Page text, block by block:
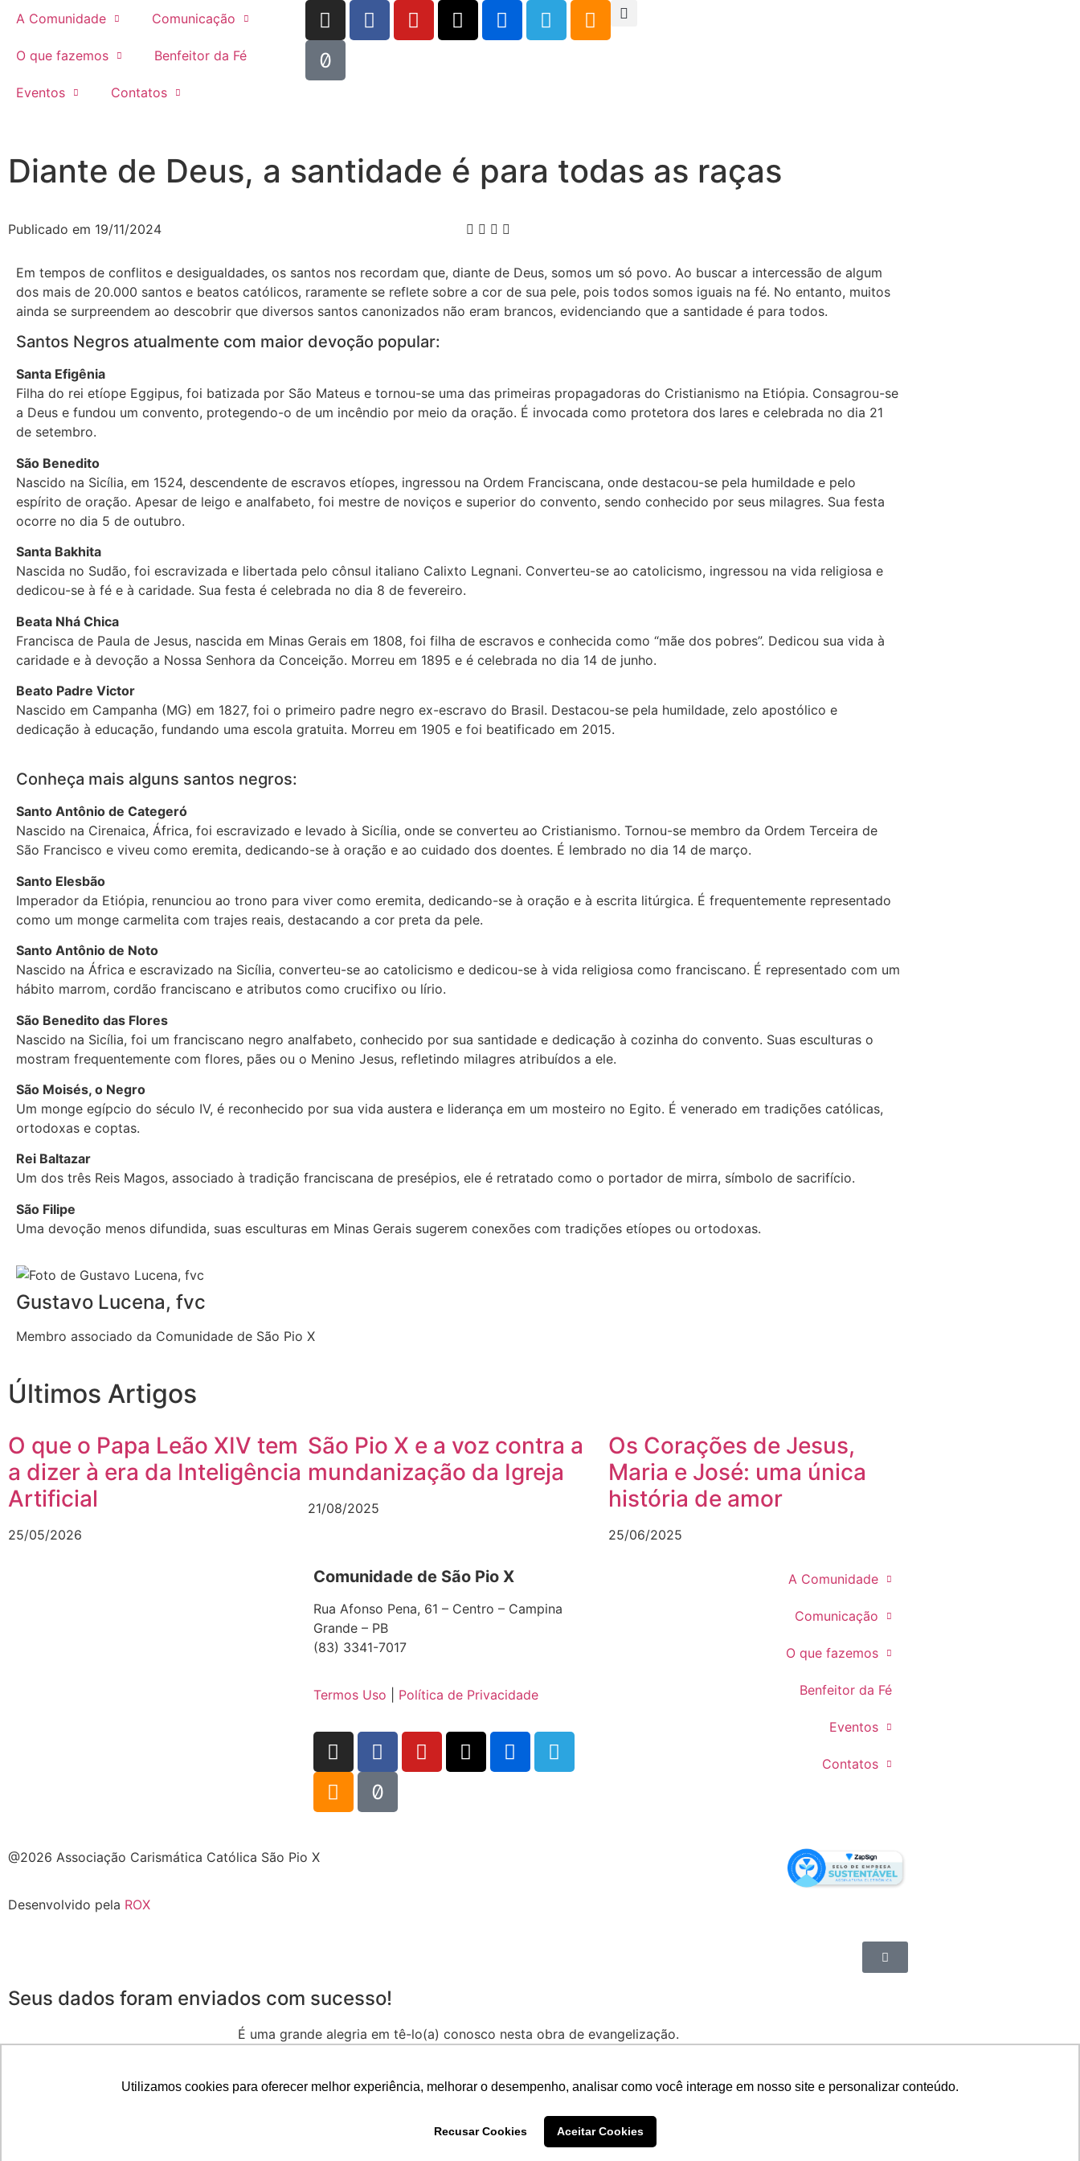
Utilizamos cookies para oferecer melhor experiência, melhorar o desempenho, analisar como você interage em nosso site e personalizar conteúdo.
Recusar Cookies Aceitar Cookies
A Comunidade Comunicação
O que fazemos Benfeitor da Fé
Eventos Contatos
Diante de Deus, a santidade é para todas as raças
Publicado em 19/11/2024
Em tempos de conflitos e desigualdades, os santos nos recordam que, diante de Deus, somos um só povo. Ao buscar a intercessão de algum
dos mais de 20.000 santos e beatos católicos, raramente se reflete sobre a cor de sua pele, pois todos somos iguais na fé. No entanto, muitos
ainda se surpreendem ao descobrir que diversos santos canonizados não eram brancos, evidenciando que a santidade é para todos.
Santos Negros atualmente com maior devoção popular:
Santa Efigênia
Filha do rei etíope Eggipus, foi batizada por São Mateus e tornou-se uma das primeiras propagadoras do Cristianismo na Etiópia. Consagrou-se
a Deus e fundou um convento, protegendo-o de um incêndio por meio da oração. É invocada como protetora dos lares e celebrada no dia 21
de setembro.
São Benedito
Nascido na Sicília, em 1524, descendente de escravos etíopes, ingressou na Ordem Franciscana, onde destacou-se pela humildade e pelo
espírito de oração. Apesar de leigo e analfabeto, foi mestre de noviços e superior do convento, sendo conhecido por seus milagres. Sua festa
ocorre no dia 5 de outubro.
Santa Bakhita
Nascida no Sudão, foi escravizada e libertada pelo cônsul italiano Calixto Legnani. Converteu-se ao catolicismo, ingressou na vida religiosa e
dedicou-se à fé e à caridade. Sua festa é celebrada no dia 8 de fevereiro.
Beata Nhá Chica
Francisca de Paula de Jesus, nascida em Minas Gerais em 1808, foi filha de escravos e conhecida como “mãe dos pobres”. Dedicou sua vida à
caridade e à devoção a Nossa Senhora da Conceição. Morreu em 1895 e é celebrada no dia 14 de junho.
Beato Padre Victor
Nascido em Campanha (MG) em 1827, foi o primeiro padre negro ex-escravo do Brasil. Destacou-se pela humildade, zelo apostólico e
dedicação à educação, fundando uma escola gratuita. Morreu em 1905 e foi beatificado em 2015.
Conheça mais alguns santos negros:
Santo Antônio de Categeró
Nascido na Cirenaica, África, foi escravizado e levado à Sicília, onde se converteu ao Cristianismo. Tornou-se membro da Ordem Terceira de
São Francisco e viveu como eremita, dedicando-se à oração e ao cuidado dos doentes. É lembrado no dia 14 de março.
Santo Elesbão
Imperador da Etiópia, renunciou ao trono para viver como eremita, dedicando-se à oração e à escrita litúrgica. É frequentemente representado
como um monge carmelita com trajes reais, destacando a cor preta da pele.
Santo Antônio de Noto
Nascido na África e escravizado na Sicília, converteu-se ao catolicismo e dedicou-se à vida religiosa como franciscano. É representado com um
hábito marrom, cordão franciscano e atributos como crucifixo ou lírio.
São Benedito das Flores
Nascido na Sicília, foi um franciscano negro analfabeto, conhecido por sua santidade e dedicação à cozinha do convento. Suas esculturas o
mostram frequentemente com flores, pães ou o Menino Jesus, refletindo milagres atribuídos a ele.
São Moisés, o Negro
Um monge egípcio do século IV, é reconhecido por sua vida austera e liderança em um mosteiro no Egito. É venerado em tradições católicas,
ortodoxas e coptas.
Rei Baltazar
Um dos três Reis Magos, associado à tradição franciscana de presépios, ele é retratado como o portador de mirra, símbolo de sacrifício.
São Filipe
Uma devoção menos difundida, suas esculturas em Minas Gerais sugerem conexões com tradições etíopes ou ortodoxas.
Gustavo Lucena, fvc
Membro associado da Comunidade de São Pio X
Últimos Artigos
O que o Papa Leão XIV tem
a dizer à era da Inteligência
Artificial
25/05/2026
São Pio X e a voz contra a
mundanização da Igreja
21/08/2025
Os Corações de Jesus,
Maria e José: uma única
história de amor
25/06/2025
Comunidade de São Pio X
Rua Afonso Pena, 61 – Centro – Campina
Grande – PB
(83) 3341-7017
Termos Uso Política de Privacidade
A Comunidade
Comunicação
O que fazemos
Benfeitor da Fé
Eventos
Contatos
@2026 Associação Carismática Católica São Pio X
Desenvolvido pela ROX
Seus dados foram enviados com sucesso!
É uma grande alegria em tê-lo(a) conosco nesta obra de evangelização.
Duvidas, fale conosco pelo e-mail voluntarios@piox.org.br ou no tel.: (83) 3341-7017